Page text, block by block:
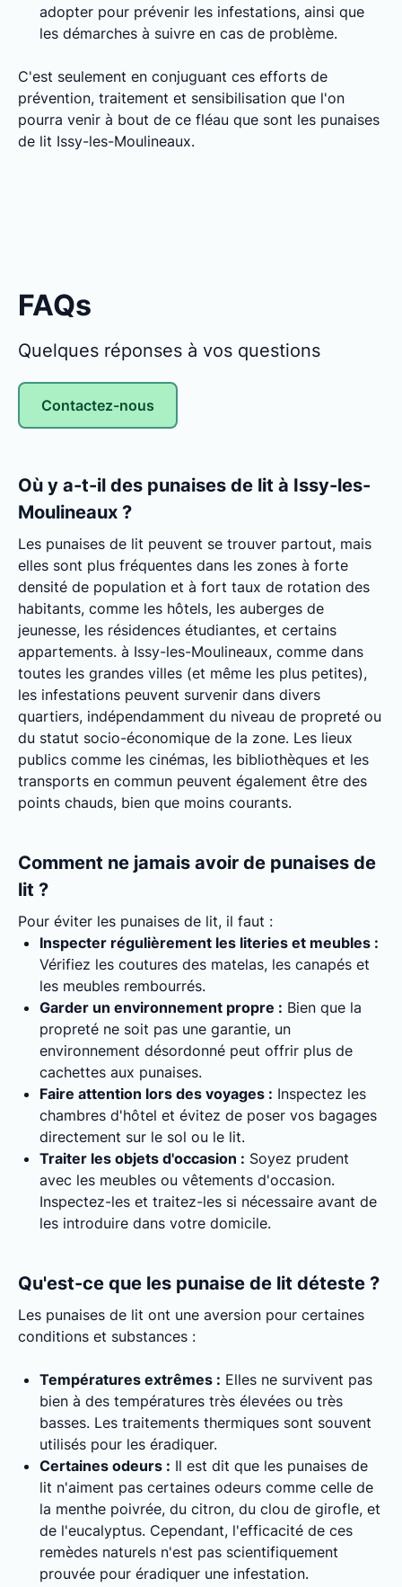
adopter pour prévenir les infestations, ainsi que
les démarches à suivre en cas de problème.
C'est seulement en conjuguant ces efforts de
prévention, traitement et sensibilisation que l'on
pourra venir à bout de ce fléau que sont les punaises
de lit Issy-les-Moulineaux.
FAQs
Quelques réponses à vos questions
Contactez-nous
Où y a-t-il des punaises de lit à Issy-les-
Moulineaux ?
Les punaises de lit peuvent se trouver partout, mais
elles sont plus fréquentes dans les zones à forte
densité de population et à fort taux de rotation des
habitants, comme les hôtels, les auberges de
jeunesse, les résidences étudiantes, et certains
appartements. à Issy-les-Moulineaux, comme dans
toutes les grandes villes (et même les plus petites),
les infestations peuvent survenir dans divers
quartiers, indépendamment du niveau de propreté ou
du statut socio-économique de la zone. Les lieux
publics comme les cinémas, les bibliothèques et les
transports en commun peuvent également être des
points chauds, bien que moins courants.
Comment ne jamais avoir de punaises de
lit ?
Pour éviter les punaises de lit, il faut :
Inspecter régulièrement les literies et meubles :
Vérifiez les coutures des matelas, les canapés et
les meubles rembourrés.
Garder un environnement propre : Bien que la
propreté ne soit pas une garantie, un
environnement désordonné peut offrir plus de
cachettes aux punaises.
Faire attention lors des voyages : Inspectez les
chambres d'hôtel et évitez de poser vos bagages
directement sur le sol ou le lit.
Traiter les objets d'occasion : Soyez prudent
avec les meubles ou vêtements d'occasion.
Inspectez-les et traitez-les si nécessaire avant de
les introduire dans votre domicile.
Qu'est-ce que les punaise de lit déteste ?
Les punaises de lit ont une aversion pour certaines
conditions et substances :
Températures extrêmes : Elles ne survivent pas
bien à des températures très élevées ou très
basses. Les traitements thermiques sont souvent
utilisés pour les éradiquer.
Certaines odeurs : Il est dit que les punaises de
lit n'aiment pas certaines odeurs comme celle de
la menthe poivrée, du citron, du clou de girofle, et
de l'eucalyptus. Cependant, l'efficacité de ces
remèdes naturels n'est pas scientifiquement
prouvée pour éradiquer une infestation.